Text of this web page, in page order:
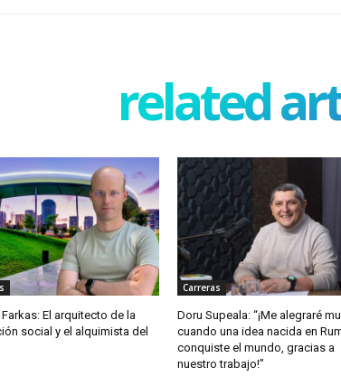
related
El arquitecto de la
social y el alquimista del
Carreras
Doru Supeala: “¡Me alegraré
cuando una idea nacida en
conquiste el mundo, gracias a
nuestro trabajo!”